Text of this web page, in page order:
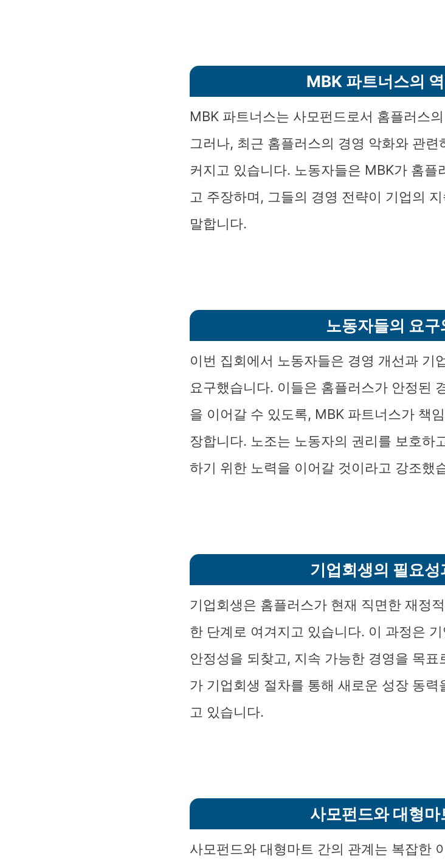
MBK 파트너스의
MBK 파트너스는 사모펀드로서 홈플러스
그러나, 최근 홈플러스의 경영 악화와 관
커지고 있습니다. 노동자들은 MBK가 홈
고 주장하며, 그들의 경영 전략이 기업의
말합니다.
노동자들의 요구
이번 집회에서 노동자들은 경영 개선과 기
요구했습니다. 이들은 홈플러스가 안정된
을 이어갈 수 있도록, MBK 파트너스가 책
장합니다. 노조는 노동자의 권리를 보호하
하기 위한 노력을 이어갈 것이라고 강조했
기업회생의 필요성
기업회생은 홈플러스가 현재 직면한 재정
한 단계로 여겨지고 있습니다. 이 과정은
안정성을 되찾고, 지속 가능한 경영을 목
가 기업회생 절차를 통해 새로운 성장 동
고 있습니다.
사모펀드와 대형마
사모펀드와 대형마트 간의 관계는 복잡한